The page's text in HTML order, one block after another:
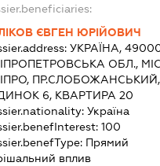
ЄВГЕН ЮРІЙОВИЧ
УКРАЇНА,
ОБЛ.,
ПР.СЛОБОЖАНСЬКИЙ,
6, КВАРТИРА 20
Україна
100
Прямий
вплив